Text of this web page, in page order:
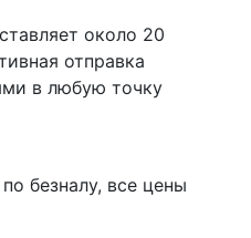
около 20
отправка
в любую точку
безналу, все цены